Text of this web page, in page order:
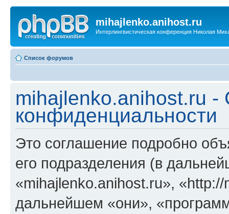
mihajlenko.anihost.ru
Интерлингвистическая конференция Николая
Список форумов
mihajlenko.anihost.ru -
конфиденциальности
Это соглашение подробно
его подразделения (в
«mihajlenko.anihost.ru»,
дальнейшем «они»,